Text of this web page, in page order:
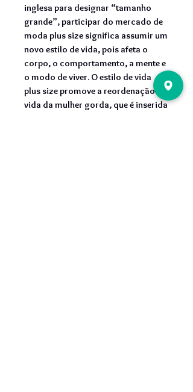
inglesa para designar “tamanho
grande”, participar do mercado de
moda plus size significa assumir um
novo estilo de vida, pois afeta o
corpo, o comportamento, a mente e
o modo de viver. O estilo de vida
plus size promove a reordenação da
vida da mulher gorda, que é inserida